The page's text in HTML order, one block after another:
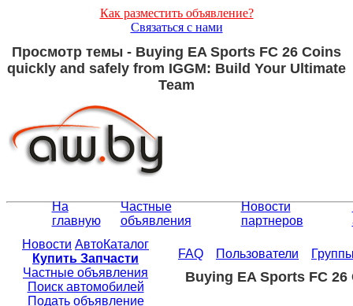
Как разместить объявление?
Связаться с нами
Просмотр темы - Buying EA Sports FC 26 Coins
quickly and safely from IGGM: Build Your Ultimate
Team
На
главную
Частные
объявления
Новости
партнеров
Новости АвтоКаталог
Купить Запчасти
Частные объявления
Поиск автомобилей
Подать объявление
FAQ Пользователи
Buying EA Sports FC